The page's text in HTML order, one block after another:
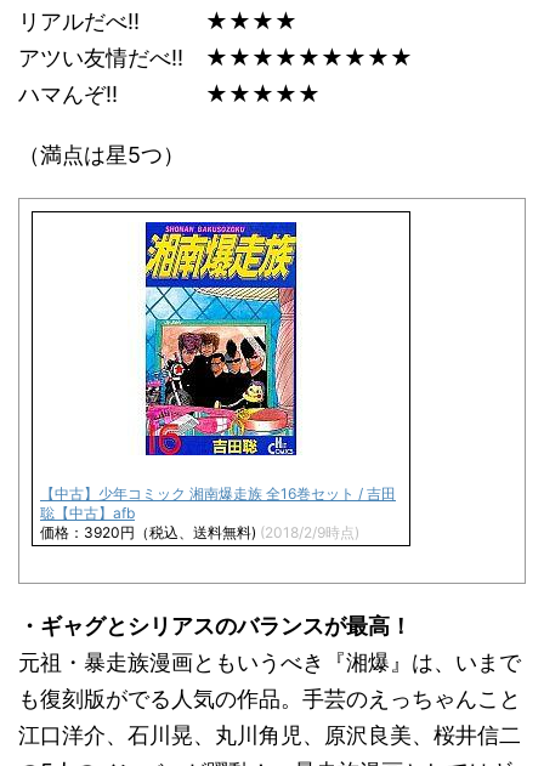
リアルだべ!! ★★★★
アツい友情だべ!! ★★★★★★★★★
ハマんぞ!! ★★★★★
（満点は星5つ）
【中古】少年コミック 湘南爆走族 全16巻セット / 吉田
聡【中古】afb
価格：3920円（税込、送料無料) (2018/2/9時点)
・ギャグとシリアスのバランスが最高！
元祖・暴走族漫画ともいうべき『湘爆』は、いまで
も復刻版がでる人気の作品。手芸のえっちゃんこと
江口洋介、石川晃、丸川角児、原沢良美、桜井信二